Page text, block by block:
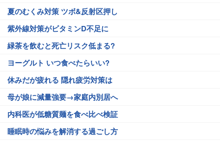
夏のむくみ対策 ツボ&反射区押し
紫外線対策がビタミンD不足に
緑茶を飲むと死亡リスク低まる?
ヨーグルト いつ食べたらいい?
休みだが疲れる 隠れ疲労対策は
母が娘に減量強要→家庭内別居へ
内科医が低糖質麺を食べ比べ検証
睡眠時の悩みを解消する過ごし方